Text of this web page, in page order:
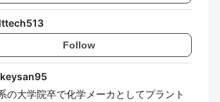
Follow
の大学院卒で化学メーカとしてプラント